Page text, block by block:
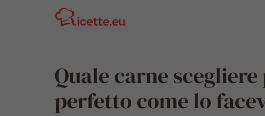
Quale carne
perfetto come lo